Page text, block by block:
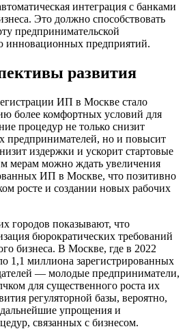
интеграция с банками
Это должно способствовать
предпринимательской
инновационных предприятий.
развития
ИП в Москве стало
более комфортных условий для
процедур не только снизит
предпринимателей, но и повысит
издержки и ускорит стартовые
мерам можно ждать увеличения
ИП в Москве, что позитивно
росте и создании новых рабочих
городов показывают, что
бюрократических требований
бизнеса. В Москве, где в 2022
1,1 миллиона зарегистрированных
— молодые предприниматели,
для существенного роста их
регуляторной базы, вероятно,
упрощения и
связанных с бизнесом.